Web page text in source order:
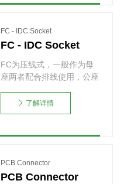
FC - IDC Socket
FC - IDC Socket
FC为压线式，一般作为母
座两者配合排线使用，公座
了解详情
PCB Connector
PCB Connector